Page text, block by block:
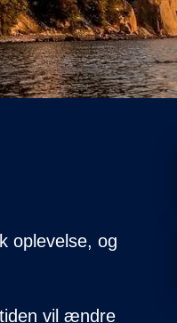
oplevelse, og
vil ændre